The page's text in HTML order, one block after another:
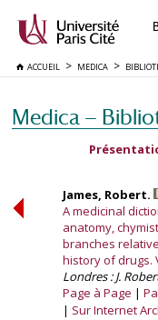
ACCUEIL MEDICA
Medica —
James, Robert.
A medicinal
anatomy,
branches
history of drugs.
Londres : J.
Page à Page
Sur Internet